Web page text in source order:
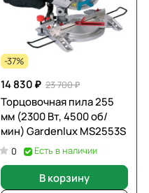
-37%
14 830 ₽ 23 700 ₽
Торцовочная пила 255
мм (2300 Вт, 4500 об/
мин) Gardenlux MS2553S
0 Есть в наличии
В корзину